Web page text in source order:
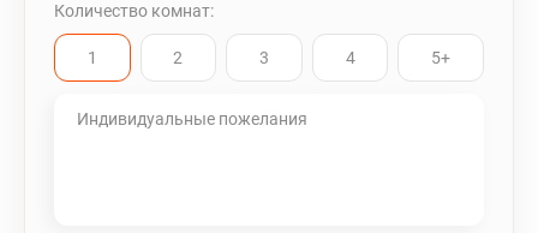
Количество комнат:
1 2 3 4 5+